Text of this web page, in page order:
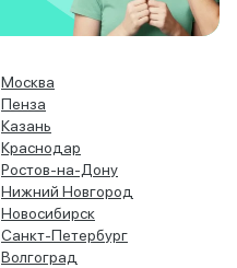
Москва
Пенза
Казань
Краснодар
Ростов-на-Дону
Нижний Новгород
Новосибирск
Санкт-Петербург
Волгоград